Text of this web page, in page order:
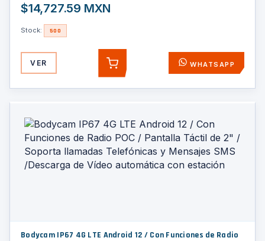
$14,727.59 MXN
Stock: 500
VER AGREGAR WHATSAPP
Bodycam IP67 4G LTE Android 12 / Con Funciones de Radio